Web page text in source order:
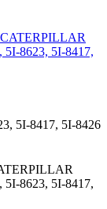
5I-8417, 5I-8426
5I-8623, 5I-8417,